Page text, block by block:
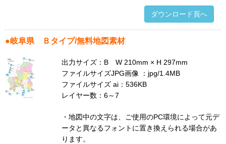
ダウンロード頁へ
●岐阜県 Ｂタイプ/無料地図素材
出力サイズ：B W 210mm × H 297mm
ファイルサイズJPG画像 ：jpg/1.4MB
ファイルサイズ ai：536KB
レイヤー数：6～7
・地図中の文字は、ご使用のPC環境によって元デ
ータと異なるフォントに置き換えられる場合があ
ります。